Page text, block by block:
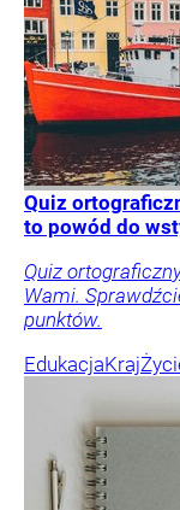
Quiz
to powód do
Quiz
Wami.
punktów.
EdukacjaKraj